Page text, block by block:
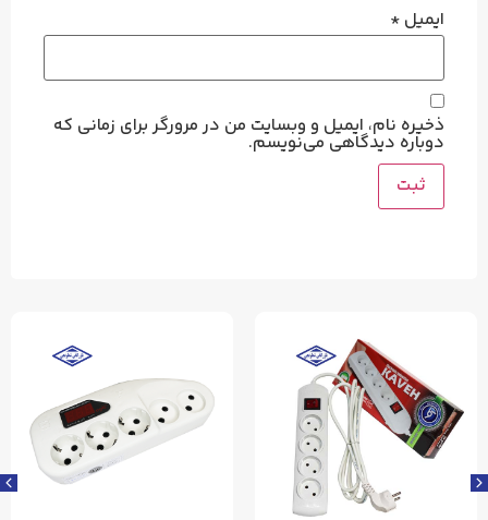
ایمیل *
ذخیره نام، ایمیل و وبسایت من در مرورگر برای زمانی که
دوباره دیدگاهی می‌نویسم.